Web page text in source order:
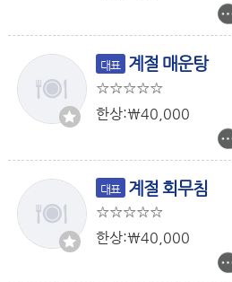
대표 계절 매운탕
한상:￦40,000
대표 계절 회무침
한상:￦40,000